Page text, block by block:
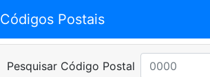
Códigos Postais
Pesquisar Código Postal